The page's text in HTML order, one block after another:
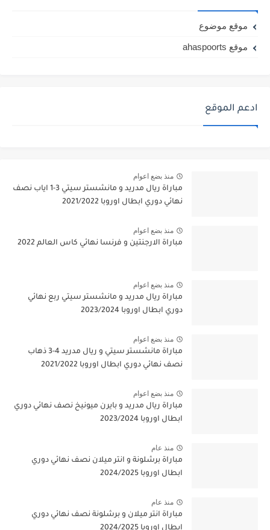
موقع موضوع
موقع ahaspoorts
ادعم الموقع
منذ بضع اعوام
مباراة ريال مدريد و مانشستر سيتي 3-1 اياب نصف
نهائي دوري ابطال اوروبا 2021/2022
منذ بضع اعوام
مباراة الارجنتين و فرنسا نهائي كاس العالم 2022
منذ بضع اعوام
مباراة ريال مدريد و مانشستر سيتي ربع نهائي
دوري ابطال اوروبا 2023/2024
منذ بضع اعوام
مباراة مانشستر سيتي و ريال مدريد 4-3 ذهاب
نصف نهائي دوري ابطال اوروبا 2021/2022
منذ بضع اعوام
مباراة ريال مدريد و بايرن ميونيخ نصف نهائي دوري
ابطال اوروبا 2023/2024
منذ عام
مباراة برشلونة و انتر ميلان نصف نهائي دوري
ابطال اوروبا 2024/2025
منذ عام
مباراة انتر ميلان و برشلونة نصف نهائي دوري
ابطال اوروبا 2024/2025